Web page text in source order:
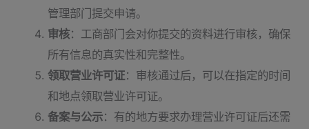
管理部门提交申请。
审核：工商部门会对你提交的资料进行审核，确保
所有信息的真实性和完整性。
领取营业许可证：审核通过后，可以在指定的时间
和地点领取营业许可证。
备案与公示：有的地方要求办理营业许可证后还需